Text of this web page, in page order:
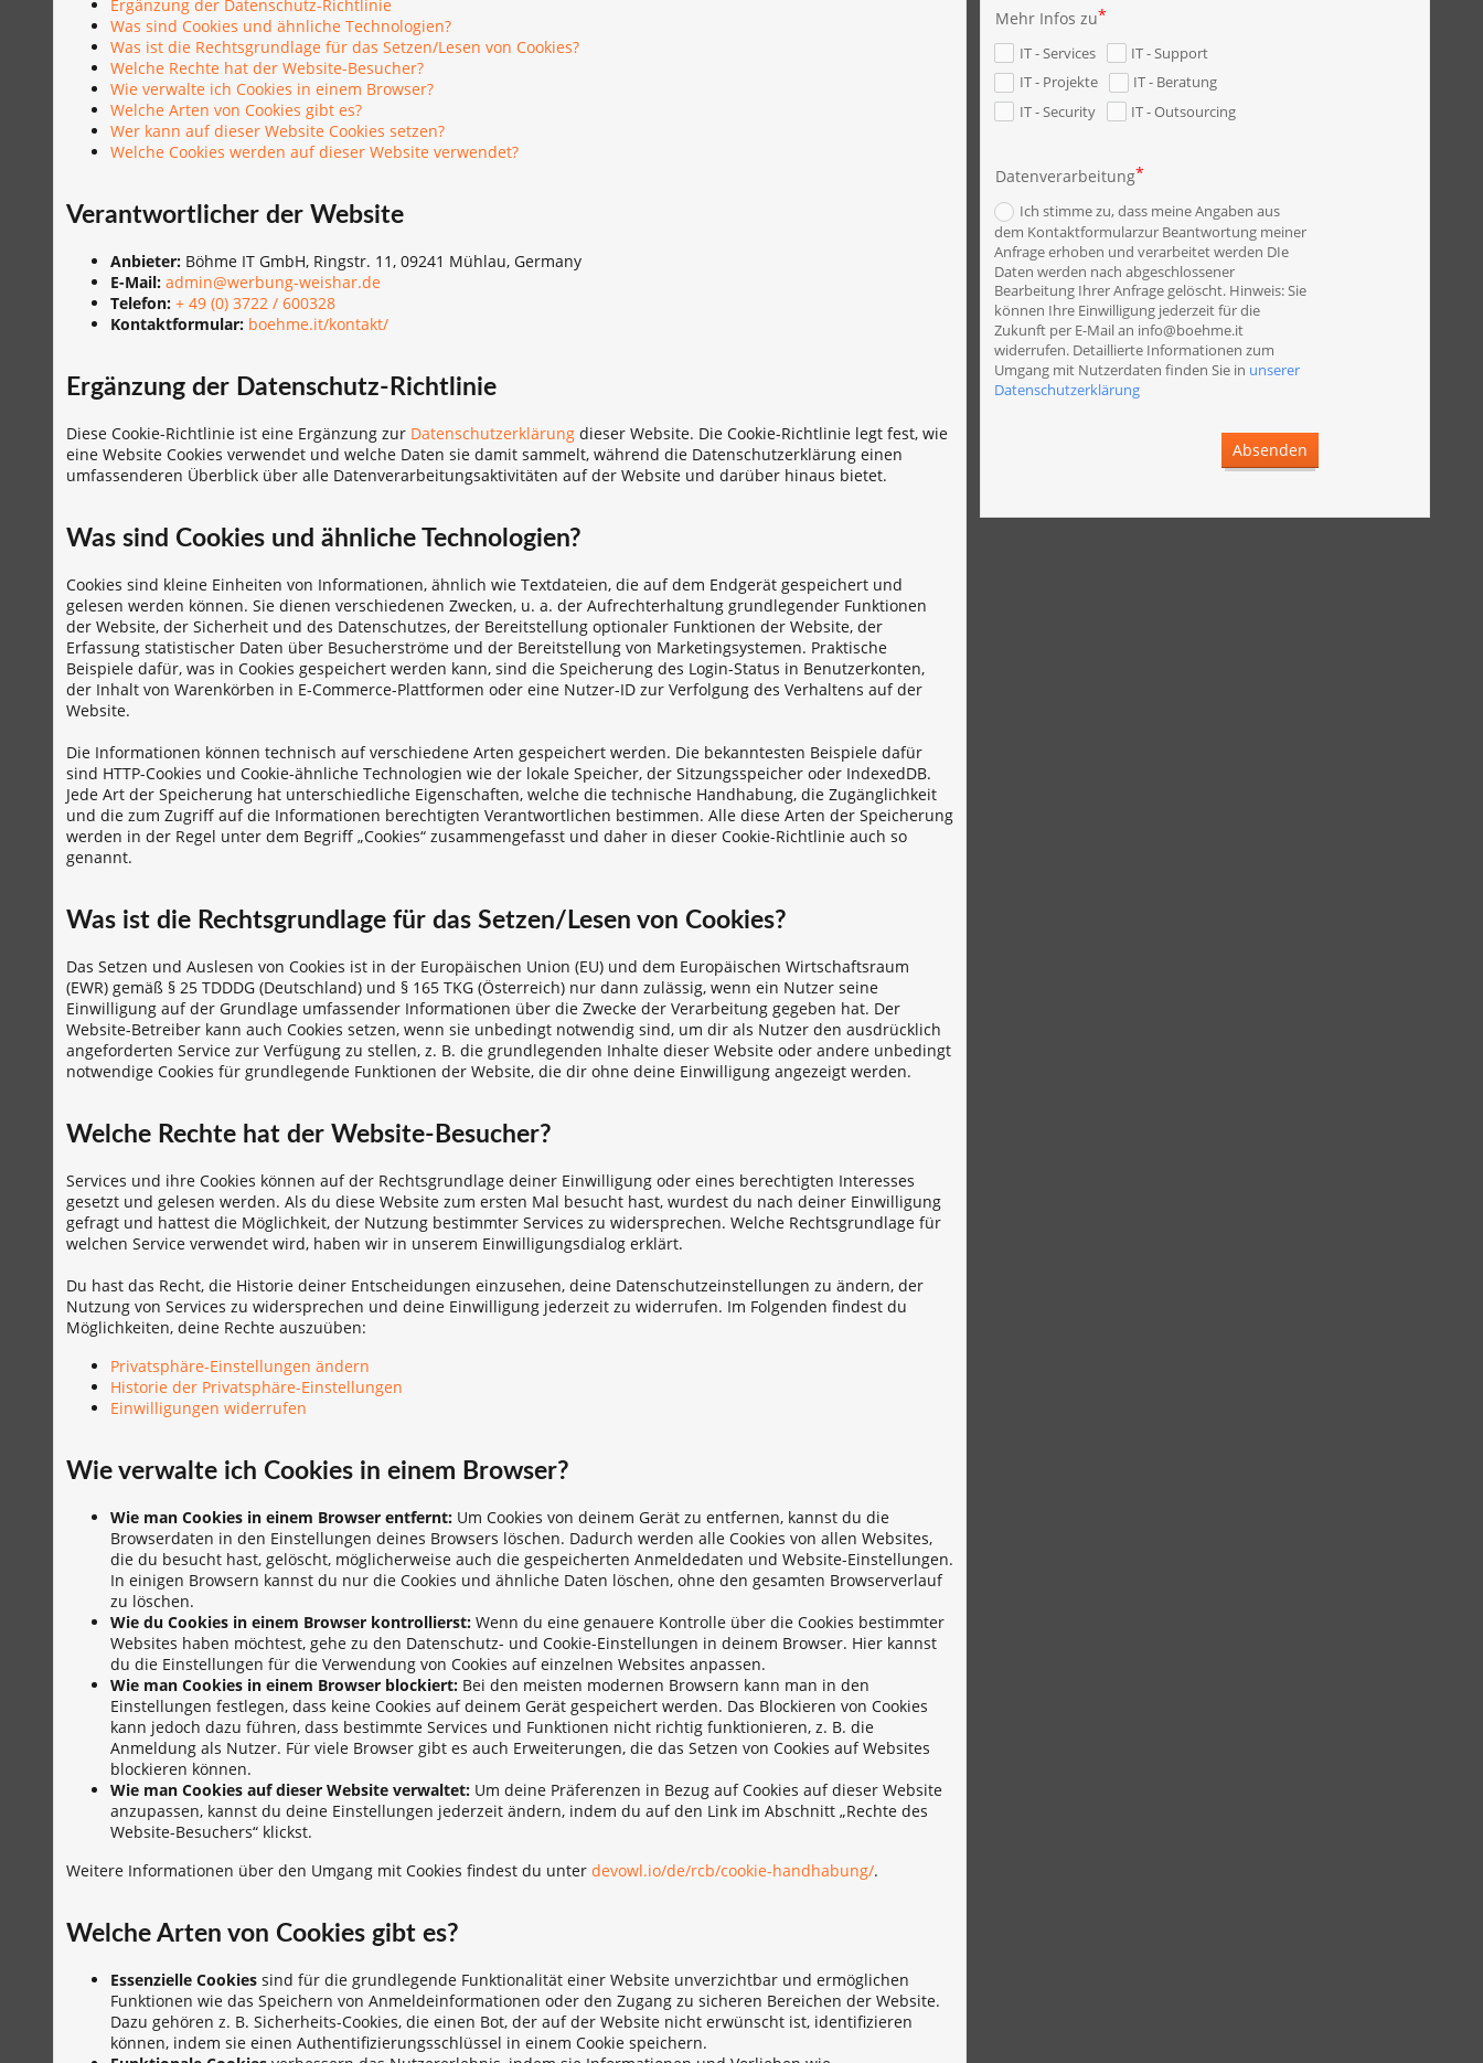
Ergänzung der Datenschutz-Richtlinie
Was sind Cookies und ähnliche Technologien?
Was ist die Rechtsgrundlage für das Setzen/Lesen von Cookies?
Welche Rechte hat der Website-Besucher?
Wie verwalte ich Cookies in einem Browser?
Welche Arten von Cookies gibt es?
Wer kann auf dieser Website Cookies setzen?
Welche Cookies werden auf dieser Website verwendet?
Verantwortlicher der Website
Anbieter: Böhme IT GmbH, Ringstr. 11, 09241 Mühlau, Germany
E-Mail: admin@werbung-weishar.de
Telefon: + 49 (0) 3722 / 600328
Kontaktformular: boehme.it/kontakt/
Ergänzung der Datenschutz-Richtlinie
Diese Cookie-Richtlinie ist eine Ergänzung zur Datenschutzerklärung dieser Website. Die Cookie-Richtlinie legt fest, wie
eine Website Cookies verwendet und welche Daten sie damit sammelt, während die Datenschutzerklärung einen
umfassenderen Überblick über alle Datenverarbeitungsaktivitäten auf der Website und darüber hinaus bietet.
Was sind Cookies und ähnliche Technologien?
Cookies sind kleine Einheiten von Informationen, ähnlich wie Textdateien, die auf dem Endgerät gespeichert und
gelesen werden können. Sie dienen verschiedenen Zwecken, u. a. der Aufrechterhaltung grundlegender Funktionen
der Website, der Sicherheit und des Datenschutzes, der Bereitstellung optionaler Funktionen der Website, der
Erfassung statistischer Daten über Besucherströme und der Bereitstellung von Marketingsystemen. Praktische
Beispiele dafür, was in Cookies gespeichert werden kann, sind die Speicherung des Login-Status in Benutzerkonten,
der Inhalt von Warenkörben in E-Commerce-Plattformen oder eine Nutzer-ID zur Verfolgung des Verhaltens auf der
Website.
Die Informationen können technisch auf verschiedene Arten gespeichert werden. Die bekanntesten Beispiele dafür
sind HTTP-Cookies und Cookie-ähnliche Technologien wie der lokale Speicher, der Sitzungsspeicher oder IndexedDB.
Jede Art der Speicherung hat unterschiedliche Eigenschaften, welche die technische Handhabung, die Zugänglichkeit
und die zum Zugriff auf die Informationen berechtigten Verantwortlichen bestimmen. Alle diese Arten der Speicherung
werden in der Regel unter dem Begriff „Cookies“ zusammengefasst und daher in dieser Cookie-Richtlinie auch so
genannt.
Was ist die Rechtsgrundlage für das Setzen/Lesen von Cookies?
Das Setzen und Auslesen von Cookies ist in der Europäischen Union (EU) und dem Europäischen Wirtschaftsraum
(EWR) gemäß § 25 TDDDG (Deutschland) und § 165 TKG (Österreich) nur dann zulässig, wenn ein Nutzer seine
Einwilligung auf der Grundlage umfassender Informationen über die Zwecke der Verarbeitung gegeben hat. Der
Website-Betreiber kann auch Cookies setzen, wenn sie unbedingt notwendig sind, um dir als Nutzer den ausdrücklich
angeforderten Service zur Verfügung zu stellen, z. B. die grundlegenden Inhalte dieser Website oder andere unbedingt
notwendige Cookies für grundlegende Funktionen der Website, die dir ohne deine Einwilligung angezeigt werden.
Welche Rechte hat der Website-Besucher?
Services und ihre Cookies können auf der Rechtsgrundlage deiner Einwilligung oder eines berechtigten Interesses
gesetzt und gelesen werden. Als du diese Website zum ersten Mal besucht hast, wurdest du nach deiner Einwilligung
gefragt und hattest die Möglichkeit, der Nutzung bestimmter Services zu widersprechen. Welche Rechtsgrundlage für
welchen Service verwendet wird, haben wir in unserem Einwilligungsdialog erklärt.
Du hast das Recht, die Historie deiner Entscheidungen einzusehen, deine Datenschutzeinstellungen zu ändern, der
Nutzung von Services zu widersprechen und deine Einwilligung jederzeit zu widerrufen. Im Folgenden findest du
Möglichkeiten, deine Rechte auszuüben:
Privatsphäre-Einstellungen ändern
Historie der Privatsphäre-Einstellungen
Einwilligungen widerrufen
Wie verwalte ich Cookies in einem Browser?
Wie man Cookies in einem Browser entfernt: Um Cookies von deinem Gerät zu entfernen, kannst du die
Browserdaten in den Einstellungen deines Browsers löschen. Dadurch werden alle Cookies von allen Websites,
die du besucht hast, gelöscht, möglicherweise auch die gespeicherten Anmeldedaten und Website-Einstellungen.
In einigen Browsern kannst du nur die Cookies und ähnliche Daten löschen, ohne den gesamten Browserverlauf
zu löschen.
Wie du Cookies in einem Browser kontrollierst: Wenn du eine genauere Kontrolle über die Cookies bestimmter
Websites haben möchtest, gehe zu den Datenschutz- und Cookie-Einstellungen in deinem Browser. Hier kannst
du die Einstellungen für die Verwendung von Cookies auf einzelnen Websites anpassen.
Wie man Cookies in einem Browser blockiert: Bei den meisten modernen Browsern kann man in den
Einstellungen festlegen, dass keine Cookies auf deinem Gerät gespeichert werden. Das Blockieren von Cookies
kann jedoch dazu führen, dass bestimmte Services und Funktionen nicht richtig funktionieren, z. B. die
Anmeldung als Nutzer. Für viele Browser gibt es auch Erweiterungen, die das Setzen von Cookies auf Websites
blockieren können.
Wie man Cookies auf dieser Website verwaltet: Um deine Präferenzen in Bezug auf Cookies auf dieser Website
anzupassen, kannst du deine Einstellungen jederzeit ändern, indem du auf den Link im Abschnitt „Rechte des
Website-Besuchers“ klickst.
Weitere Informationen über den Umgang mit Cookies findest du unter devowl.io/de/rcb/cookie-handhabung/.
Welche Arten von Cookies gibt es?
Essenzielle Cookies sind für die grundlegende Funktionalität einer Website unverzichtbar und ermöglichen
Funktionen wie das Speichern von Anmeldeinformationen oder den Zugang zu sicheren Bereichen der Website.
Dazu gehören z. B. Sicherheits-Cookies, die einen Bot, der auf der Website nicht erwünscht ist, identifizieren
können, indem sie einen Authentifizierungsschlüssel in einem Cookie speichern.
Mehr Infos zu
IT - Services
IT - Support
IT - Projekte
IT - Beratung
IT - Security
IT - Outsourcing
Datenverarbeitung
Ich stimme zu, dass meine Angaben aus
dem Kontaktformularzur Beantwortung meiner
Anfrage erhoben und verarbeitet werden DIe
Daten werden nach abgeschlossener
Bearbeitung Ihrer Anfrage gelöscht. Hinweis: Sie
können Ihre Einwilligung jederzeit für die
Zukunft per E-Mail an info@boehme.it
widerrufen. Detaillierte Informationen zum
Umgang mit Nutzerdaten finden Sie in unserer
Datenschutzerklärung
Absenden